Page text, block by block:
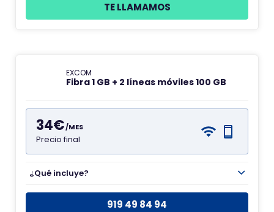
TE LLAMAMOS
EXCOM
Fibra 1 GB + 2 líneas móviles 100 GB
34€/MES
Precio final
¿Qué incluye?
919 49 84 94